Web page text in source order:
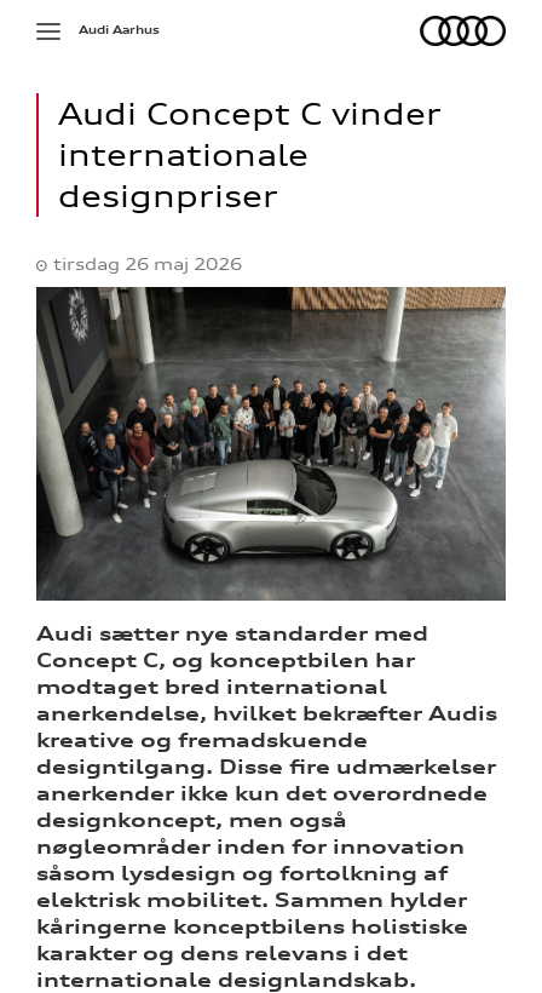
Toggle
Audi
Audi Aarhus
Audi Concept C vinder
internationale
designpriser
tirsdag 26 maj 2026
Audi sætter nye standarder med
Concept C, og konceptbilen har
modtaget bred international
anerkendelse, hvilket bekræfter Audis
kreative og fremadskuende
designtilgang. Disse fire udmærkelser
anerkender ikke kun det overordnede
designkoncept, men også
nøgleområder inden for innovation
såsom lysdesign og fortolkning af
elektrisk mobilitet. Sammen hylder
kåringerne konceptbilens holistiske
karakter og dens relevans i det
internationale designlandskab.